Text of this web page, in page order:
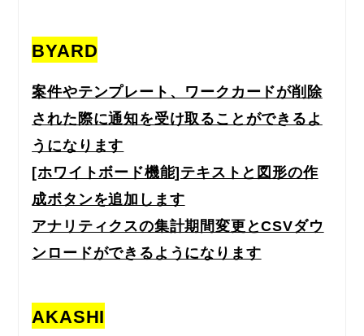
BYARD
案件やテンプレート、ワークカードが削除
された際に通知を受け取ることができるよ
うになります
[ホワイトボード機能]テキストと図形の作
成ボタンを追加します
アナリティクスの集計期間変更とCSVダウ
ンロードができるようになります
AKASHI